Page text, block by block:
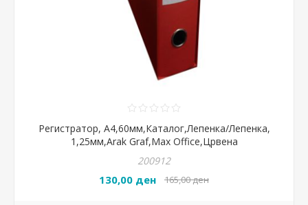
Регистратор, А4,60мм,Каталог,Лепенка/Лепенка,
1,25мм,Arak Graf,Max Office,Црвена
200912
130,00 ден 165,00 ден